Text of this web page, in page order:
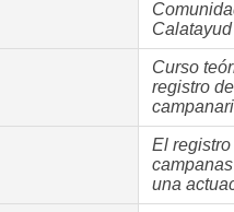
Calatayud
Curso
registro
El registro
una